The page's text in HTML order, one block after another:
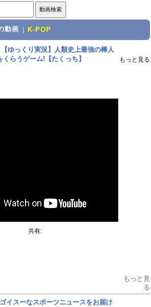
動画 K-POP
【ゆっくり実況】人類史上最強の棒人
らうゲーム!【たくっち】
もっと見る
共有:
もっと見
る
イスーなスポーツニュースをお届け